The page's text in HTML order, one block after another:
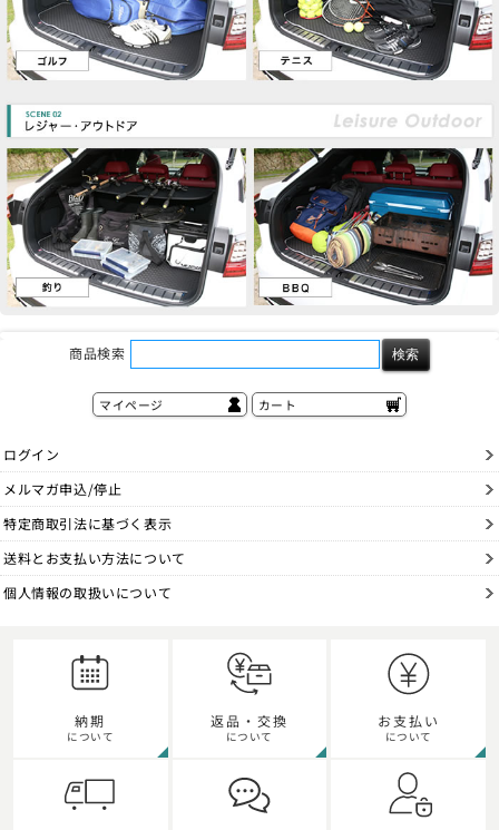
商品検索
マイページ カート
ログイン
メルマガ申込/停止
特定商取引法に基づく表示
送料とお支払い方法について
個人情報の取扱いについて
納期
について
返品・交換
について
お支払い
について